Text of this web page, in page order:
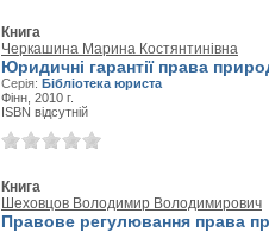
Книга
Черкашина Марина Костянтинівна
Юридичні гарантії права
Серія: Бібліотека юриста
Фінн, 2010 г.
ISBN відсутній
Книга
Шеховцов Володимир Володимирович
Правове регулювання права